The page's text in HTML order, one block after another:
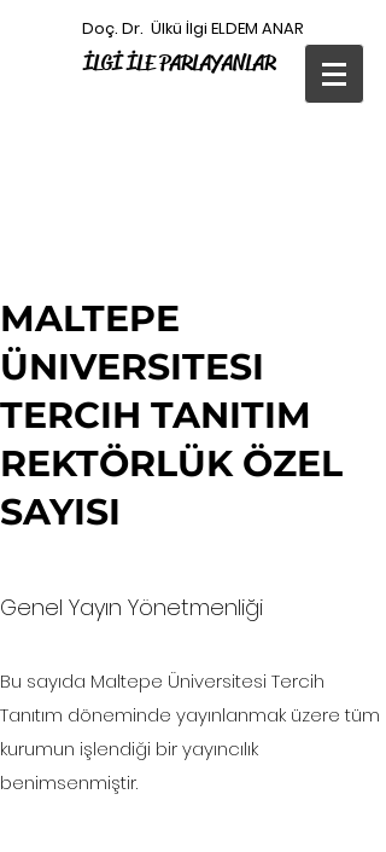
Doç. Dr. Ülkü İlgi ELDEM ANAR
İLGİİLE PARLAYANLAR
MALTEPE
ÜNIVERSITESI
TERCIH TANITIM
REKTÖRLÜK ÖZEL
SAYISI
Genel Yayın Yönetmenliği
Bu sayıda Maltepe Üniversitesi Tercih
Tanıtım döneminde yayınlanmak üzere tüm
kurumun işlendiği bir yayıncılık
benimsenmiştir.